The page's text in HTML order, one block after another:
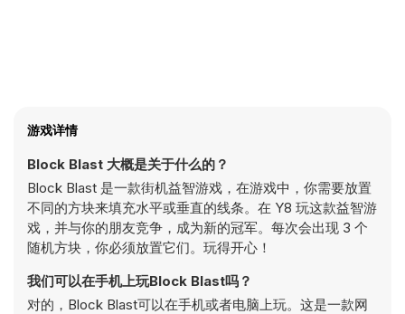
游戏详情
Block Blast 大概是关于什么的？
Block Blast 是一款街机益智游戏，在游戏中，你需要放置
不同的方块来填充水平或垂直的线条。在 Y8 玩这款益智游
戏，并与你的朋友竞争，成为新的冠军。每次会出现 3 个
随机方块，你必须放置它们。玩得开心！
我们可以在手机上玩Block Blast吗？
对的，Block Blast可以在手机或者电脑上玩。这是一款网